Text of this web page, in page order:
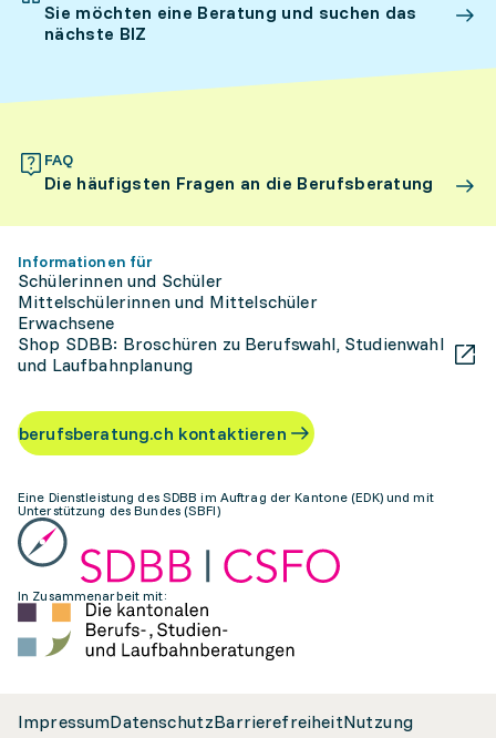
Sie möchten eine Beratung und suchen das
nächste BIZ
FAQ
Die häufigsten Fragen an die Berufsberatung
Informationen für
Schülerinnen und Schüler
Mittelschülerinnen und Mittelschüler
Erwachsene
Shop SDBB: Broschüren zu Berufswahl, Studienwahl
und Laufbahnplanung
berufsberatung.ch kontaktieren
Eine Dienstleistung des SDBB im Auftrag der Kantone (EDK) und mit
Unterstützung des Bundes (SBFI)
In Zusammenarbeit mit:
ImpressumDatenschutzBarrierefreiheitNutzung